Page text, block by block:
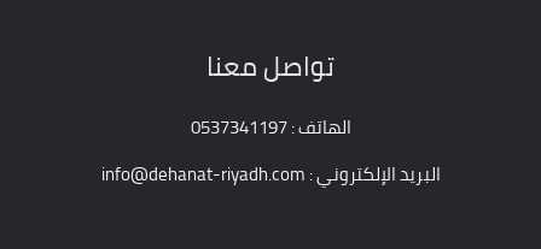
تواصل معنا
الهاتف : 0537341197
البريد الإلكتروني : info@dehanat-riyadh.com